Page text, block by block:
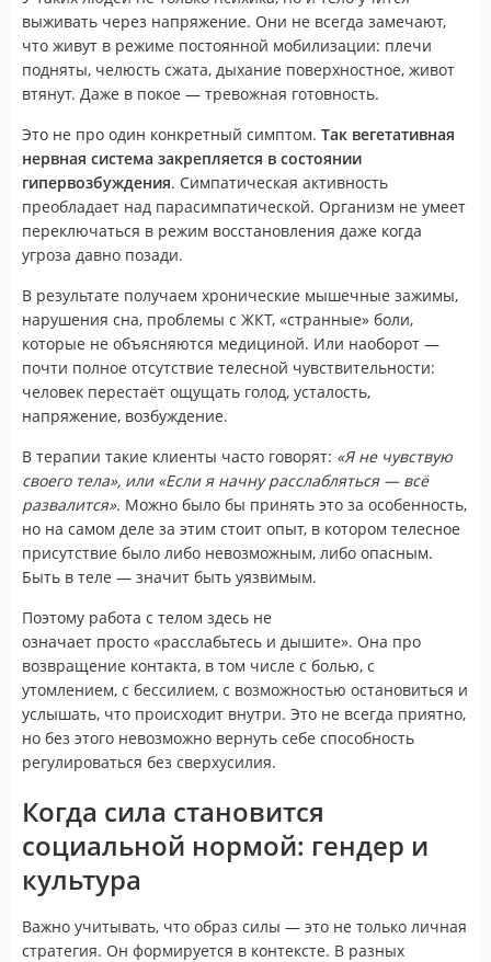
выживать через напряжение. Они не всегда замечают,
что живут в режиме постоянной мобилизации: плечи
подняты, челюсть сжата, дыхание поверхностное, живот
втянут. Даже в покое — тревожная готовность.
Это не про один конкретный симптом. Так вегетативная
нервная система закрепляется в состоянии
гипервозбуждения. Симпатическая активность
преобладает над парасимпатической. Организм не умеет
переключаться в режим восстановления даже когда
угроза давно позади.
В результате получаем хронические мышечные зажимы,
нарушения сна, проблемы с ЖКТ, «странные» боли,
которые не объясняются медициной. Или наоборот —
почти полное отсутствие телесной чувствительности:
человек перестаёт ощущать голод, усталость,
напряжение, возбуждение.
В терапии такие клиенты часто говорят: «Я не чувствую
своего тела», или «Если я начну расслабляться — всё
развалится». Можно было бы принять это за особенность,
но на самом деле за этим стоит опыт, в котором телесное
присутствие было либо невозможным, либо опасным.
Быть в теле — значит быть уязвимым.
Поэтому работа с телом здесь не
означает просто «расслабьтесь и дышите». Она про
возвращение контакта, в том числе с болью, с
утомлением, с бессилием, с возможностью остановиться и
услышать, что происходит внутри. Это не всегда приятно,
но без этого невозможно вернуть себе способность
регулироваться без сверхусилия.
Когда сила становится
социальной нормой: гендер и
культура
Важно учитывать, что образ силы — это не только личная
стратегия. Он формируется в контексте. В разных